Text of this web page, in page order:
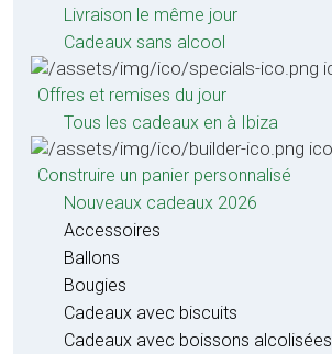
Livraison le même jour
Cadeaux sans alcool
Offres et remises du jour
Tous les cadeaux en à Ibiza
Construire un panier personnalisé
Nouveaux cadeaux 2026
Accessoires
Ballons
Bougies
Cadeaux avec biscuits
Cadeaux avec boissons alcolisées